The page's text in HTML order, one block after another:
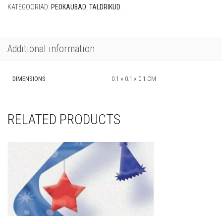
KATEGOORIAD: PEOKAUBAD TALDRIKUD
Additional information
DIMENSIONS 0.1 × 0.1 × 0.1 CM
RELATED PRODUCTS